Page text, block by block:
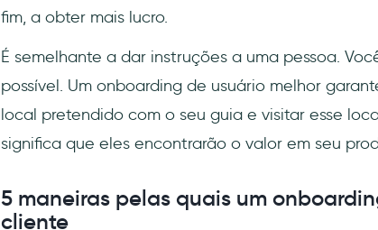
fim, a obter mais lucro.
É semelhante a dar instruções a uma pessoa.
possível. Um onboarding de usuário melhor
local pretendido com o seu guia e visitar esse
significa que eles encontrarão o valor em seu
5 maneiras pelas quais um
cliente